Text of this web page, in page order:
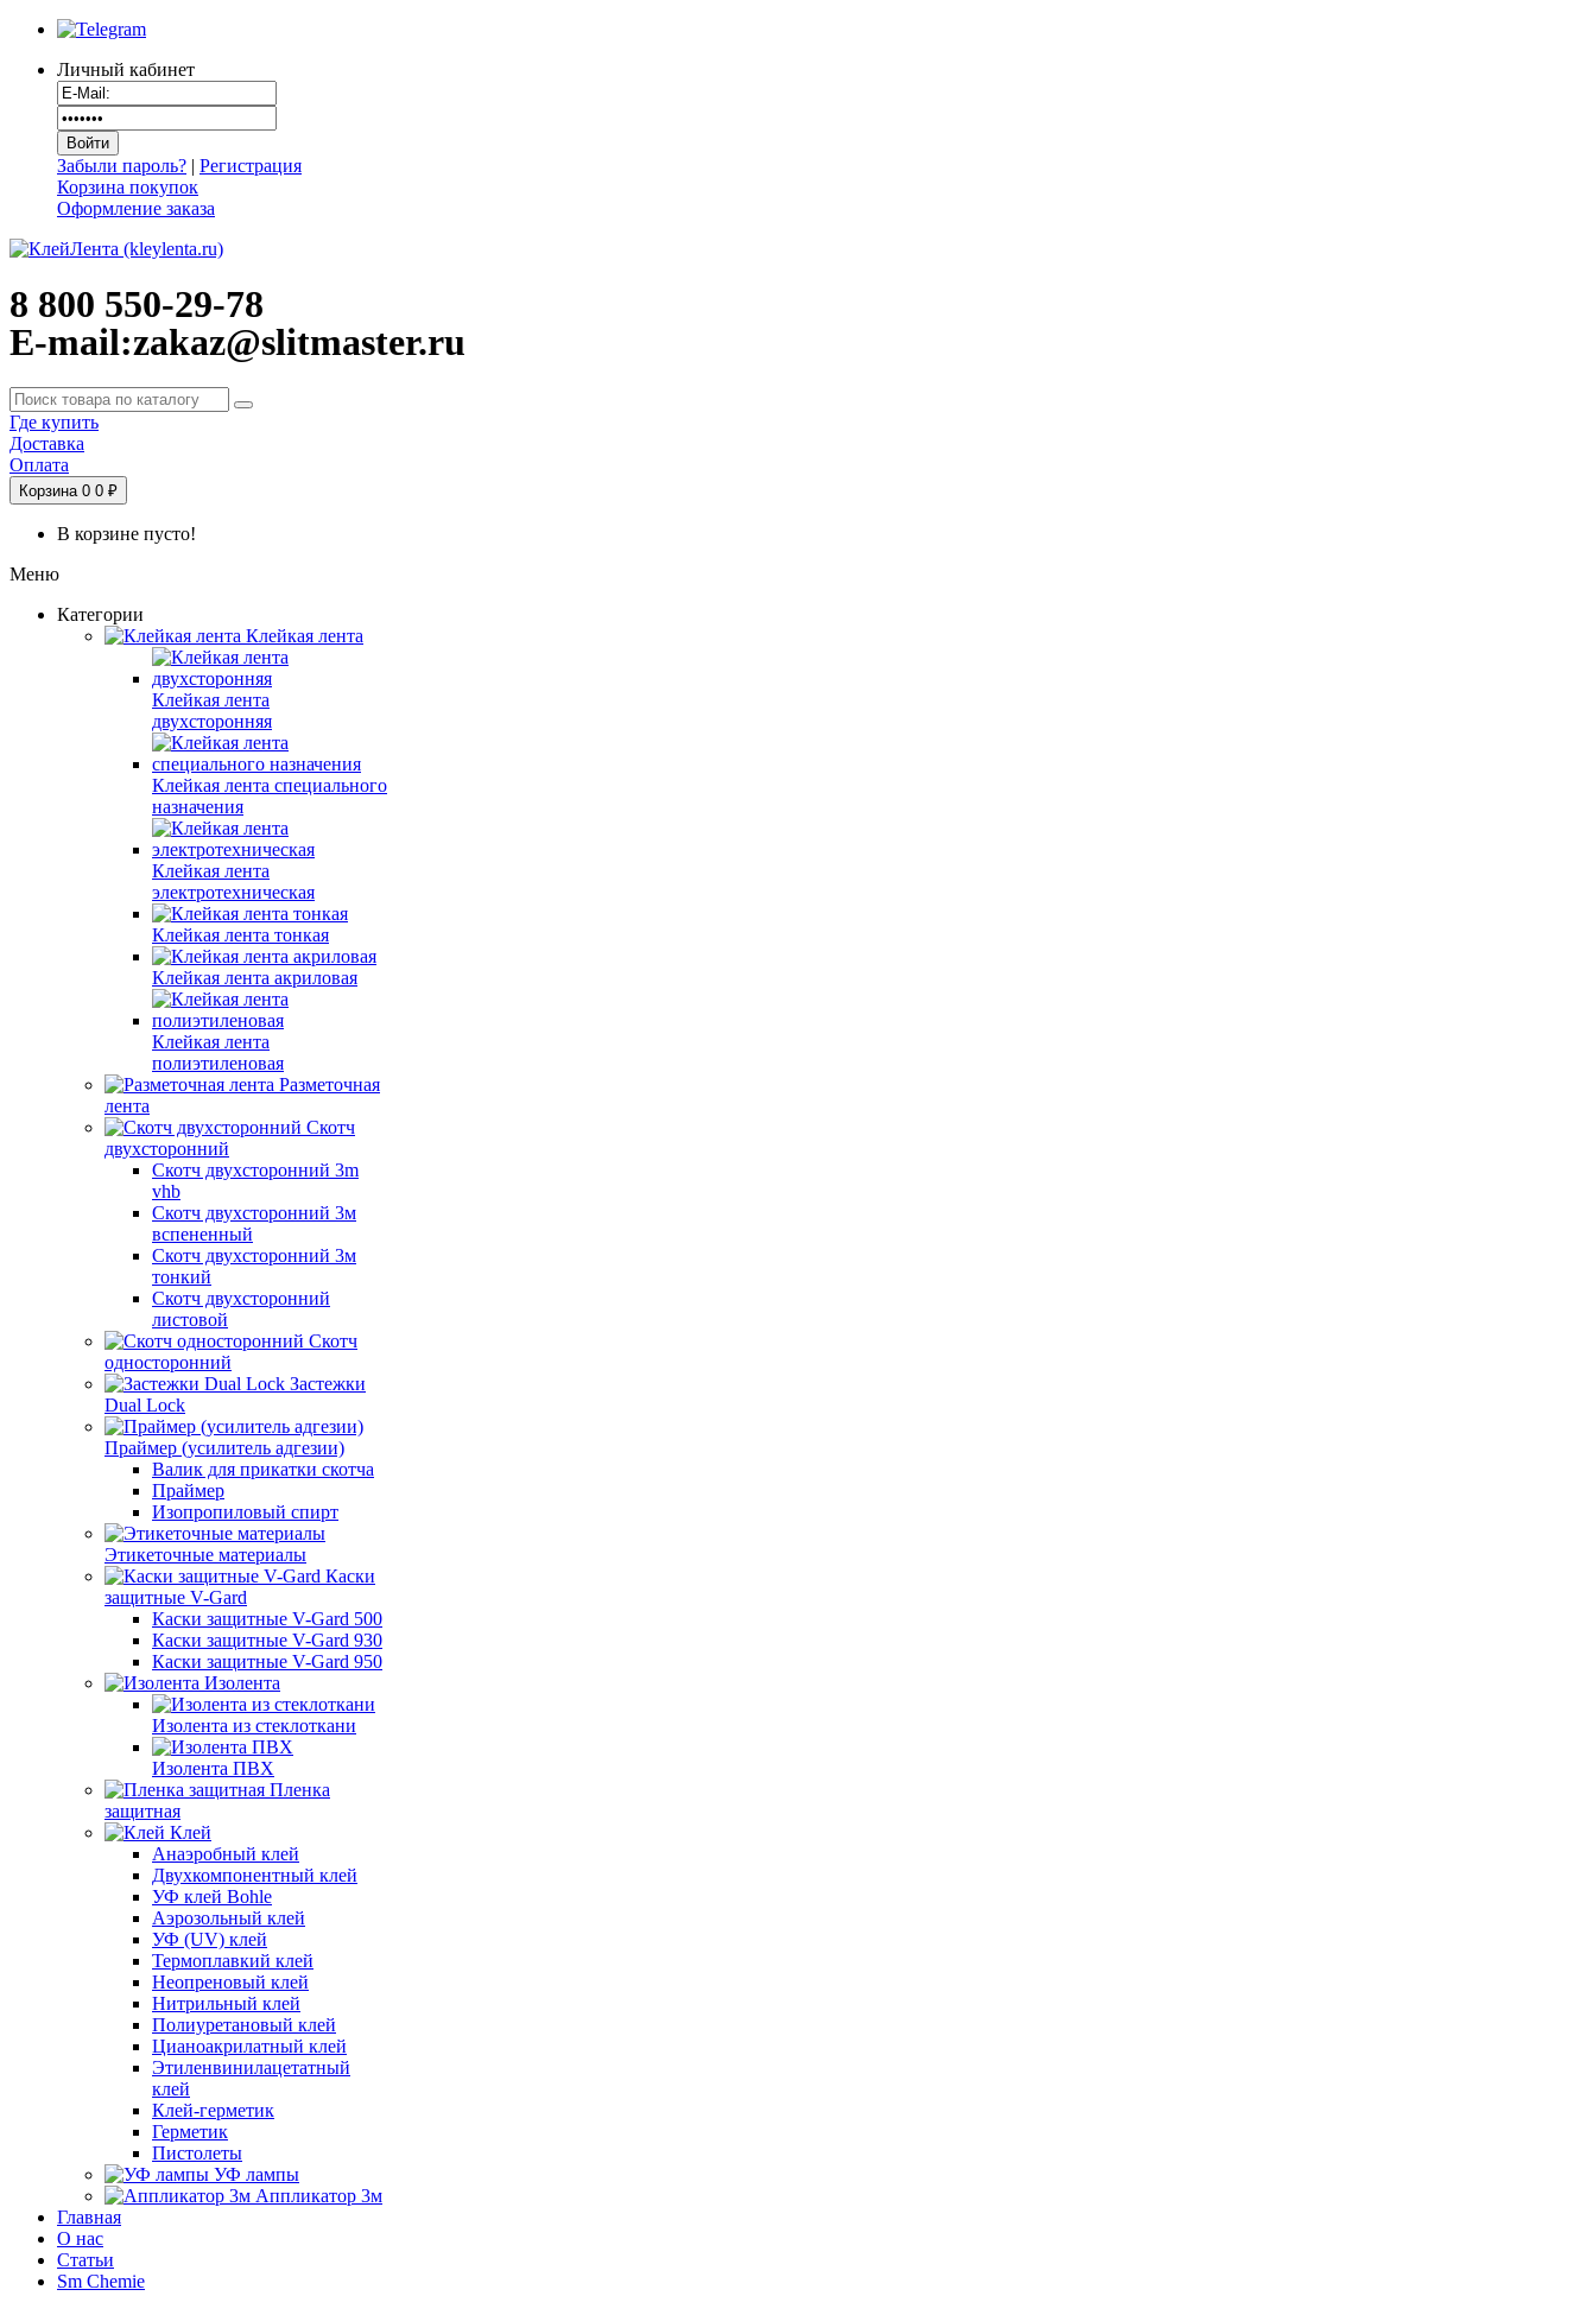
Личный кабинет
Забыли пароль? | Регистрация
Корзина покупок
Оформление заказа
8 800 550-29-78
E-mail:zakaz@slitmaster.ru
Где купить
Доставка
Оплата
Корзина 0 0 ₽
В корзине пусто!
Меню
Категории
Клейкая лента
Клейкая лента
двухсторонняя
Клейкая лента специального
назначения
Клейкая лента
электротехническая
Клейкая лента тонкая
Клейкая лента акриловая
Клейкая лента
полиэтиленовая
Разметочная
лента
Скотч
двухсторонний
Скотч двухсторонний 3m
vhb
Скотч двухсторонний 3м
вспененный
Скотч двухсторонний 3м
тонкий
Скотч двухсторонний
листовой
Скотч
односторонний
Застежки
Dual Lock
Праймер (усилитель адгезии)
Валик для прикатки скотча
Праймер
Изопропиловый спирт
Этикеточные материалы
Каски
защитные V-Gard
Каски защитные V-Gard 500
Каски защитные V-Gard 930
Каски защитные V-Gard 950
Изолента
Изолента из стеклоткани
Изолента ПВХ
Пленка
защитная
Клей
Анаэробный клей
Двухкомпонентный клей
УФ клей Bohle
Аэрозольный клей
УФ (UV) клей
Термоплавкий клей
Неопреновый клей
Нитрильный клей
Полиуретановый клей
Цианоакрилатный клей
Этиленвинилацетатный
клей
Клей-герметик
Герметик
Пистолеты
УФ лампы
Аппликатор 3м
Главная
О нас
Статьи
Sm Chemie